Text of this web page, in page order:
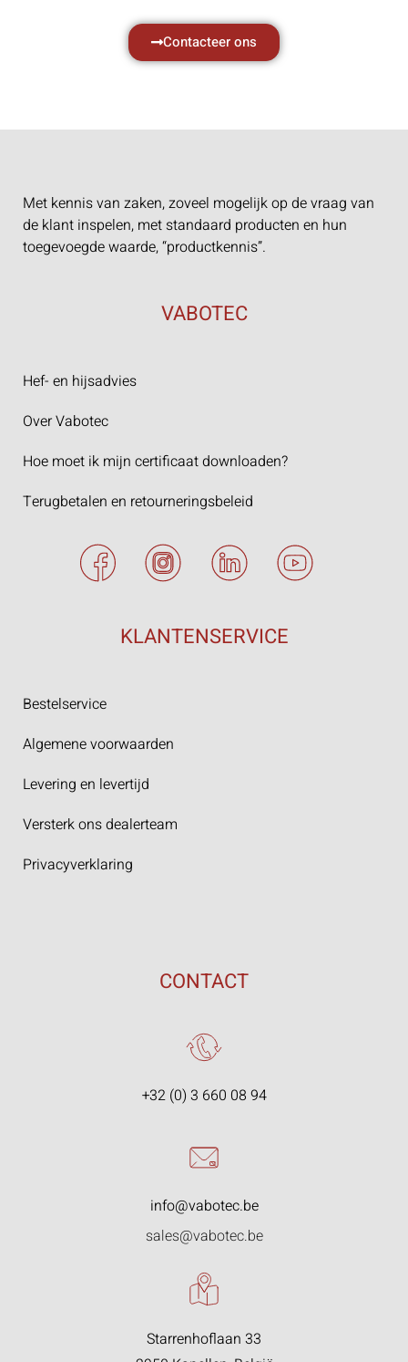
Contacteer ons
Met kennis van zaken, zoveel mogelijk op de vraag van
de klant inspelen, met standaard producten en hun
toegevoegde waarde, “productkennis”.
VABOTEC
Hef- en hijsadvies
Over Vabotec
Hoe moet ik mijn certificaat downloaden?
Terugbetalen en retourneringsbeleid
KLANTENSERVICE
Bestelservice
Algemene voorwaarden
Levering en levertijd
Versterk ons dealerteam
Privacyverklaring
CONTACT
+32 (0) 3 660 08 94
info@vabotec.be
sales@vabotec.be
Starrenhoflaan 33